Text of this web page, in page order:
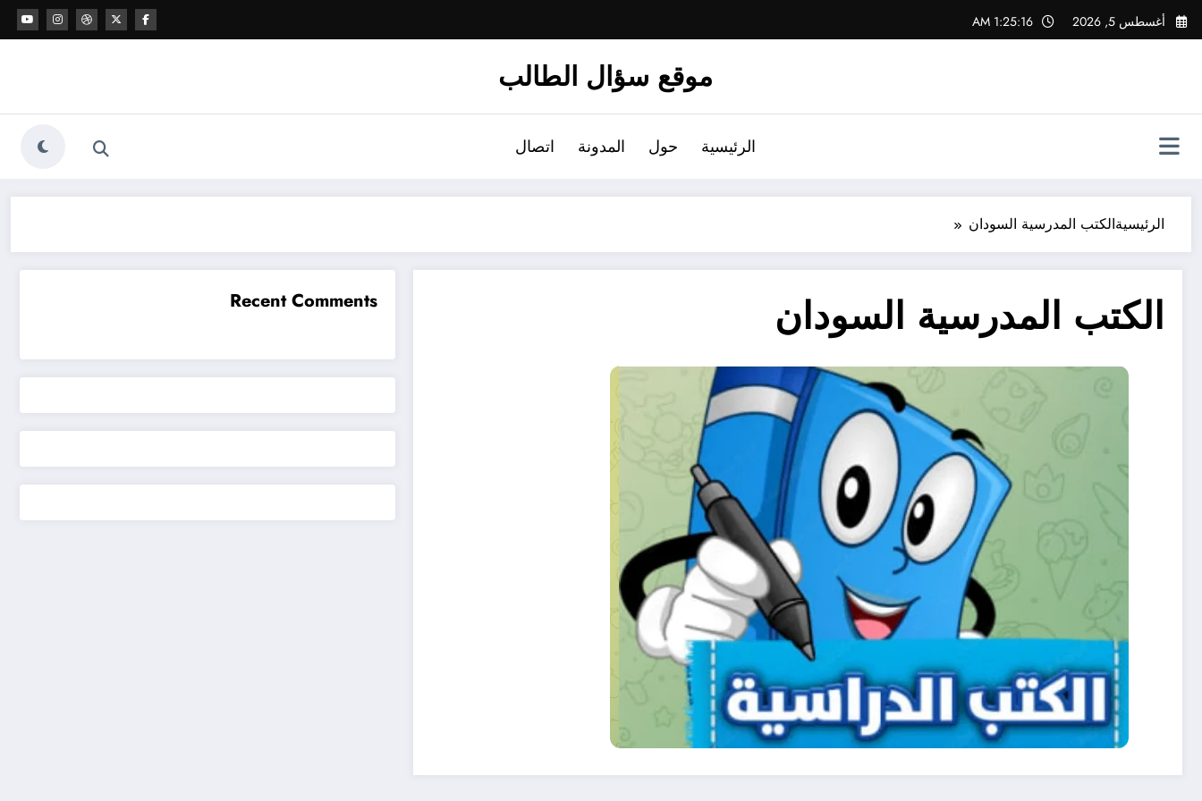
التجاوز
إلى
أغسطس 5, 2026 1:25:16 AM
موقع سؤال الطالب
الرئيسية حول المدونة اتصال
الرئيسيةالكتب المدرسية السودان
الكتب المدرسية السودان Recent Comments